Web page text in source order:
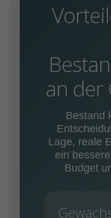
an der
Bestand
Lage, reale
ein
Budget